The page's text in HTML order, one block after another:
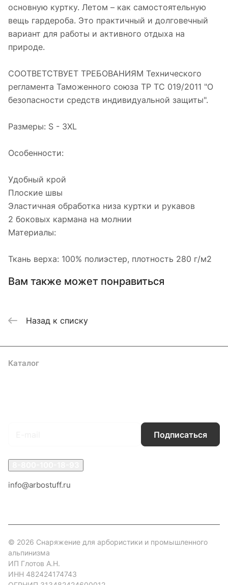
основную куртку. Летом – как самостоятельную
вещь гардероба. Это практичный и долговечный
вариант для работы и активного отдыха на
природе.
СООТВЕТСТВУЕТ ТРЕБОВАНИЯМ Технического
регламента Таможенного союза ТР ТС 019/2011 "О
безопасности средств индивидуальной защиты".
Размеры: S - 3XL
Особенности:
Удобный крой
Плоские швы
Эластичная обработка низа куртки и рукавов
2 боковых кармана на молнии
Материалы:
Ткань верха: 100% полиэстер, плотность 280 г/м2
Вам также может понравиться
Назад к списку
Каталог
Подписаться
info@arbostuff.ru
© 2026 Снаряжение для арбористики и промышленного
альпинизма
ИП Глотов А.Н.
ИНН 482424174743